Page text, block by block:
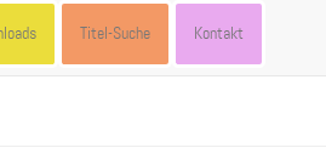
Titel-Suche Kontakt